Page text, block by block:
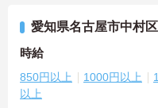
愛知県名古屋市中村
時給
850円以上 1000円以上
以上